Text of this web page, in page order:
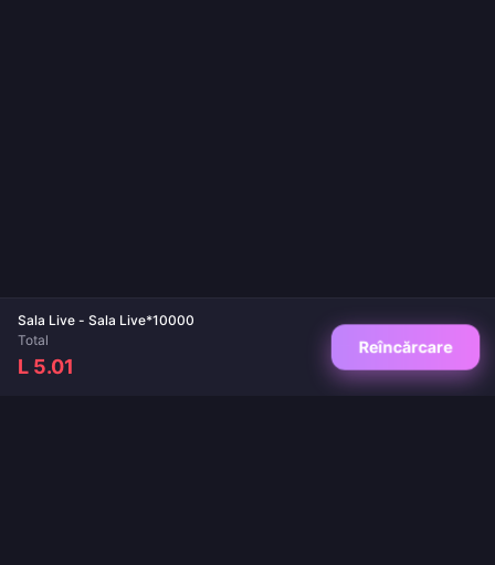
Sala Live - Sala Live*10000
Total
L 5.01
Reîncărcare